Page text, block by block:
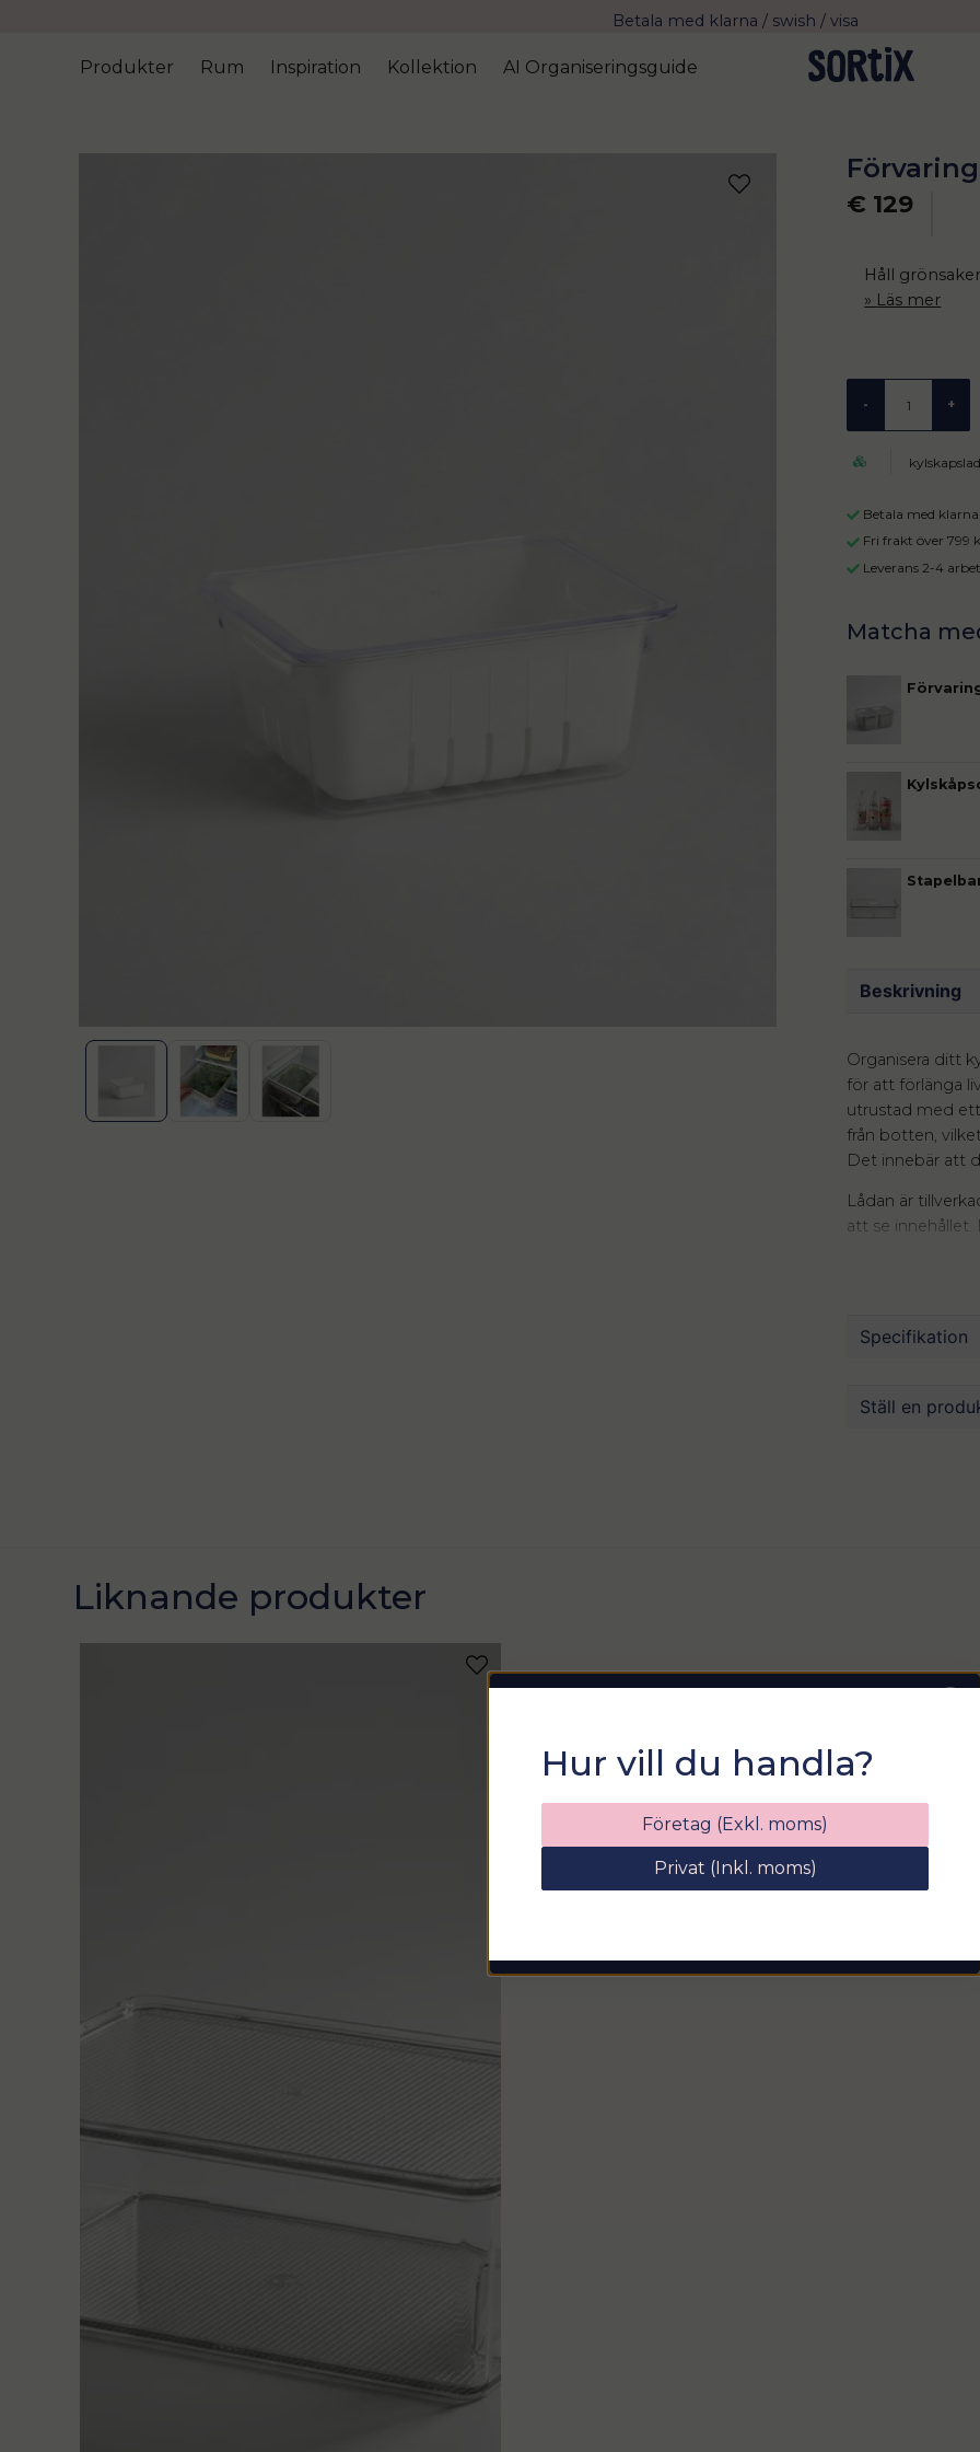
Fri frakt över 799 kr eller vid avhämtning
Leverans 2-4 arbetsdagar med Postnord
Produkter Rum Inspiration Kollektion AI Organiseringsguide
€ 129
Håll
Läs mer
- +
Betala med
Fri frakt över 799
Leverans 2-4
Beskrivning
Organisera ditt
för att förlänga
utrustad med
från botten,
Det innebär att
Lådan är
att se
ett proffs. Skölj
Utöver att
behållaren för
hygienartiklar i
Specifikation
Ställ en
Ja, ni får
Liknande produkter
Sommarfixa med
Sortix! 15% rabatt
Ange din e-postadress nedan för att få en
rabattkod på hela ditt köp
email
Hur vill du handla?
Företag (Exkl. moms)
Privat (Inkl. moms)